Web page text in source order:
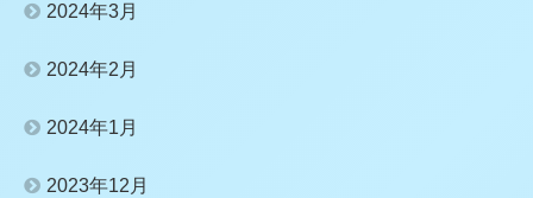
2024年3月
2024年2月
2024年1月
2023年12月